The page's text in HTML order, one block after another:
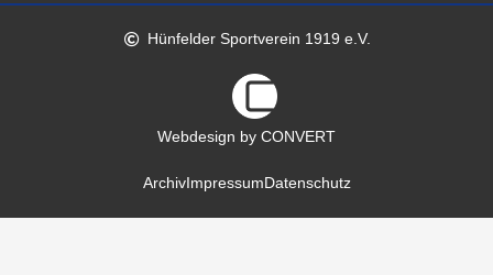
Hünfelder Sportverein 1919 e.V.
Webdesign by CONVERT
ArchivImpressumDatenschutz